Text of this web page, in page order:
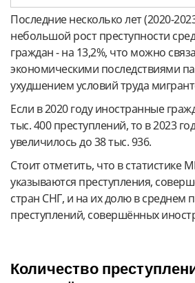
Последние несколько лет (2020-
небольшой рост преступности
граждан - на 13,2%, что можно
экономическими последствиями
ухудшением условий труда
Если в 2020 году иностранные
тыс. 400 преступлений, то в 2023
увеличилось до 38 тыс. 936.
Стоит отметить, что в статистике
указываются преступления,
стран СНГ, и на их долю в среднем
преступлений, совершённых